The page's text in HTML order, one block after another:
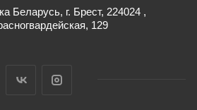
Беларусь, г. Брест, 224024 ,
129